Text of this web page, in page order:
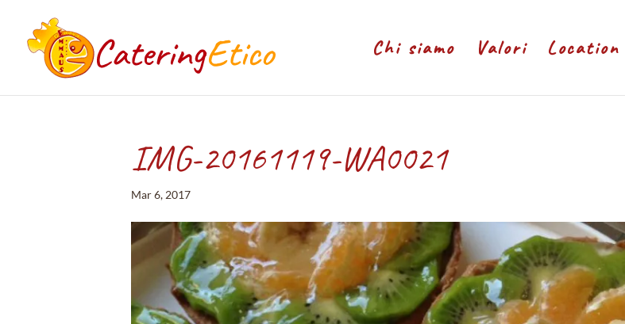
Chi siamo Valori Location
IMG-20161119-WA0021
Mar 6, 2017